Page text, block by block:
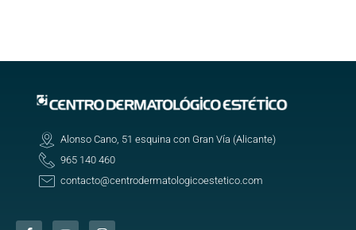
Alonso Cano, 51 esquina con Gran Vía (Alicante)
965 140 460
contacto@centrodermatologicoestetico.com